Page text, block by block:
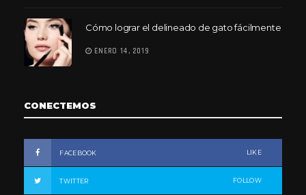
Cómo lograr el delineado de gato fácilmente
ENERO 14, 2019
CONECTEMOS
FACEBOOK LIKE
TWITTER FOLLOW